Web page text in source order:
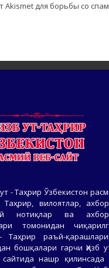
Akismet для борьбы со
- Таҳрир Ўзбекистон
вилоятлар,
нотиқлар ва
томонидан
раъй-
бошқалари гарчи Ҳизб
сайтида нашр қилинсада